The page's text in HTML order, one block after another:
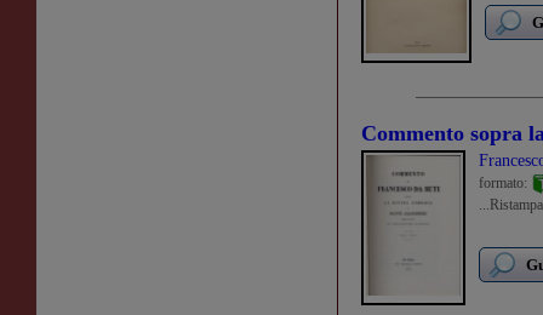
Commento sopra
formato: